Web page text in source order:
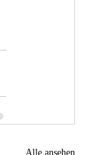
Alle ansehen